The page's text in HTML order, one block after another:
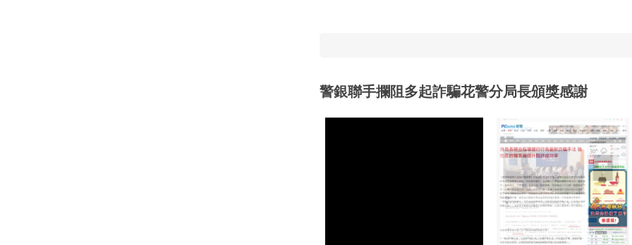
警銀聯手攔阻多起詐騙花警分局長頒獎感謝